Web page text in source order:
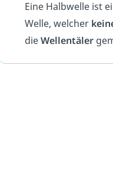
Eine Halbwelle ist
Welle, welcher
dieWellentäler